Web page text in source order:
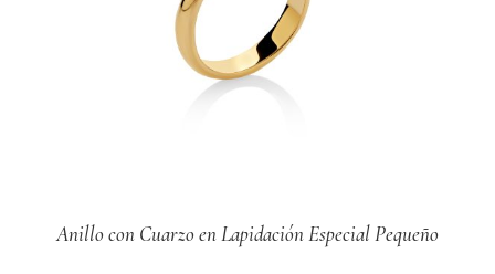
Anillo con Cuarzo en Lapidación Especial Pequeño